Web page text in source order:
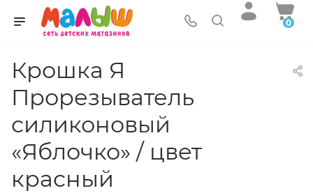
0
Крошка Я
Прорезыватель
силиконовый
«Яблочко» / цвет
красный